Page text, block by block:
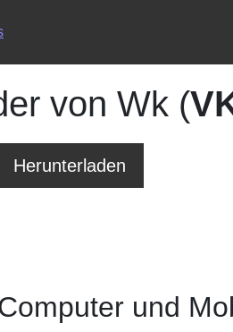
von Wk (
Herunterladen
und